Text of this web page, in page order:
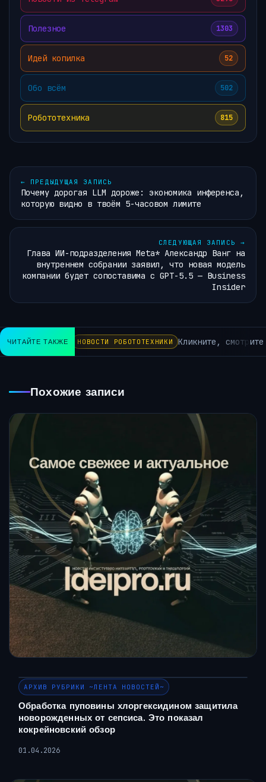
Полезное 1303
Идей копилка 52
Обо всём 502
Робототехника 815
← ПРЕДЫДУЩАЯ ЗАПИСЬ
Почему дорогая LLM дороже: экономика инференса,
которую видно в твоём 5-часовом лимите
СЛЕДУЮЩАЯ ЗАПИСЬ →
Глава ИИ-подразделения Meta* Александр Ванг на
внутреннем собрании заявил, что новая модель
компании будет сопоставима с GPT-5.5 — Business
Insider
ЧИТАЙТЕ ТАКЖЕ НОВОСТИ РОБОТОТЕХНИКИ Кликните, смотрите
Похожие записи
АРХИВ РУБРИКИ ~ЛЕНТА НОВОСТЕЙ~
Обработка пуповины хлоргексидином защитила
новорожденных от сепсиса. Это показал
кокрейновский обзор
01.04.2026